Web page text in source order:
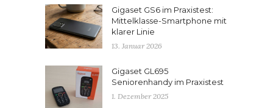
Gigaset GS6 im Praxistest:
Mittelklasse-Smartphone mit
klarer Linie
13. Januar 2026
Gigaset GL695
Seniorenhandy im Praxistest
1. Dezember 2025